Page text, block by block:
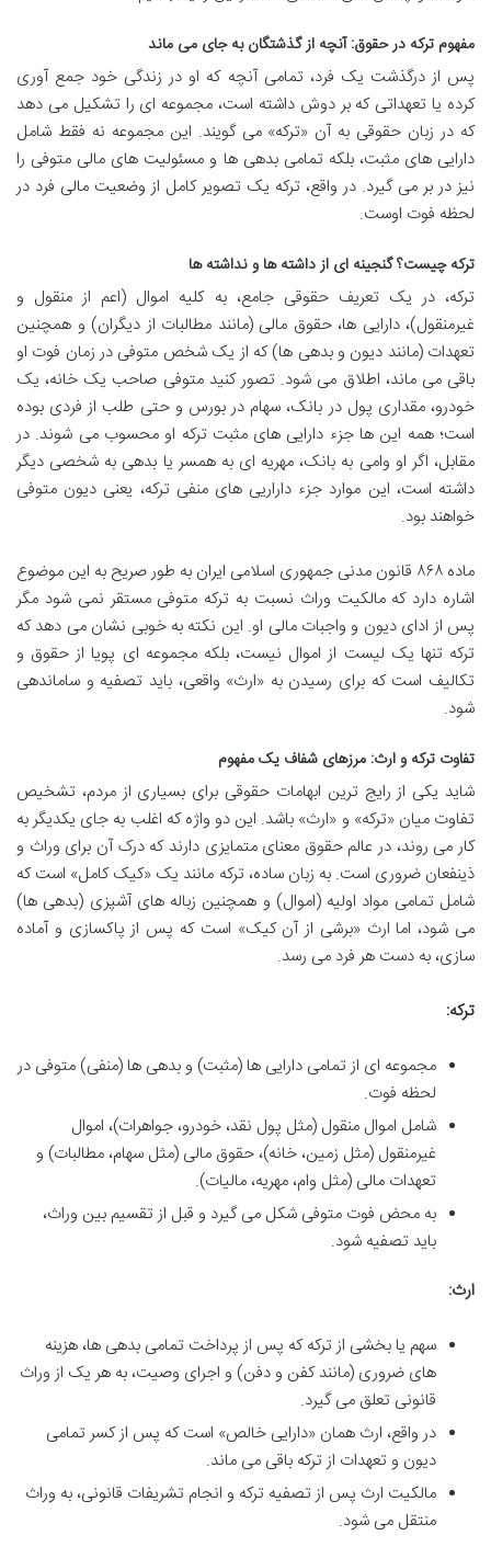
مفهوم ترکه در حقوق: آنچه از گذشتگان به جای می ماند
پس از درگذشت یک فرد، تمامی آنچه که او در زندگی خود جمع آوری
کرده یا تعهداتی که بر دوش داشته است، مجموعه ای را تشکیل می دهد
که در زبان حقوقی به آن «ترکه» می گویند. این مجموعه نه فقط شامل
دارایی های مثبت، بلکه تمامی بدهی ها و مسئولیت های مالی متوفی را
نیز در بر می گیرد. در واقع، ترکه یک تصویر کامل از وضعیت مالی فرد در
لحظه فوت اوست.
ترکه چیست؟ گنجینه ای از داشته ها و نداشته ها
ترکه، در یک تعریف حقوقی جامع، به کلیه اموال (اعم از منقول و
غیرمنقول)، دارایی ها، حقوق مالی (مانند مطالبات از دیگران) و همچنین
تعهدات (مانند دیون و بدهی ها) که از یک شخص متوفی در زمان فوت او
باقی می ماند، اطلاق می شود. تصور کنید متوفی صاحب یک خانه، یک
خودرو، مقداری پول در بانک، سهام در بورس و حتی طلب از فردی بوده
است؛ همه این ها جزء دارایی های مثبت ترکه او محسوب می شوند. در
مقابل، اگر او وامی به بانک، مهریه ای به همسر یا بدهی به شخصی دیگر
داشته است، این موارد جزء داراریی های منفی ترکه، یعنی دیون متوفی
خواهند بود.
ماده ۸۶۸ قانون مدنی جمهوری اسلامی ایران به طور صریح به این موضوع
اشاره دارد که مالکیت وراث نسبت به ترکه متوفی مستقر نمی شود مگر
پس از ادای دیون و واجبات مالی او. این نکته به خوبی نشان می دهد که
ترکه تنها یک لیست از اموال نیست، بلکه مجموعه ای پویا از حقوق و
تکالیف است که برای رسیدن به «ارث» واقعی، باید تصفیه و ساماندهی
شود.
تفاوت ترکه و ارث: مرزهای شفاف یک مفهوم
شاید یکی از رایج ترین ابهامات حقوقی برای بسیاری از مردم، تشخیص
تفاوت میان «ترکه» و «ارث» باشد. این دو واژه که اغلب به جای یکدیگر به
کار می روند، در عالم حقوق معنای متمایزی دارند که درک آن برای وراث و
ذینفعان ضروری است. به زبان ساده، ترکه مانند یک «کیک کامل» است که
شامل تمامی مواد اولیه (اموال) و همچنین زباله های آشپزی (بدهی ها)
می شود، اما ارث «برشی از آن کیک» است که پس از پاکسازی و آماده
سازی، به دست هر فرد می رسد.
ترکه:
مجموعه ای از تمامی دارایی ها (مثبت) و بدهی ها (منفی) متوفی در
لحظه فوت.
شامل اموال منقول (مثل پول نقد، خودرو، جواهرات)، اموال
غیرمنقول (مثل زمین، خانه)، حقوق مالی (مثل سهام، مطالبات) و
تعهدات مالی (مثل وام، مهریه، مالیات).
به محض فوت متوفی شکل می گیرد و قبل از تقسیم بین وراث،
باید تصفیه شود.
ارث:
سهم یا بخشی از ترکه که پس از پرداخت تمامی بدهی ها، هزینه
های ضروری (مانند کفن و دفن) و اجرای وصیت، به هر یک از وراث
قانونی تعلق می گیرد.
در واقع، ارث همان «دارایی خالص» است که پس از کسر تمامی
دیون و تعهدات از ترکه باقی می ماند.
مالکیت ارث پس از تصفیه ترکه و انجام تشریفات قانونی، به وراث
منتقل می شود.